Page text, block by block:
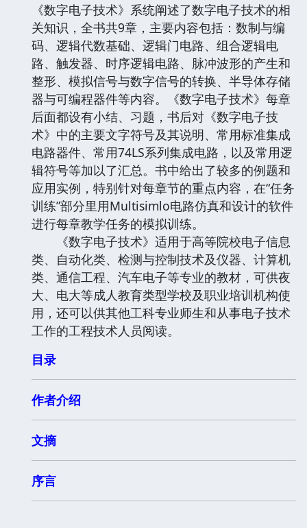
《数字电子技术》系统阐述了数字电子技术的相
关知识，全书共9章，主要内容包括：数制与编
码、逻辑代数基础、逻辑门电路、组合逻辑电
路、触发器、时序逻辑电路、脉冲波形的产生和
整形、模拟信号与数字信号的转换、半导体存储
器与可编程器件等内容。《数字电子技术》每章
后面都设有小结、习题，书后对《数字电子技
术》中的主要文字符号及其说明、常用标准集成
电路器件、常用74LS系列集成电路，以及常用逻
辑符号等加以了汇总。书中给出了较多的例题和
应用实例，特别针对每章节的重点内容，在“任务
训练”部分里用Multisimlo电路仿真和设计的软件
进行每章教学任务的模拟训练。
《数字电子技术》适用于高等院校电子信息
类、自动化类、检测与控制技术及仪器、计算机
类、通信工程、汽车电子等专业的教材，可供夜
大、电大等成人教育类型学校及职业培训机构使
用，还可以供其他工科专业师生和从事电子技术
工作的工程技术人员阅读。
目录
作者介绍
文摘
序言